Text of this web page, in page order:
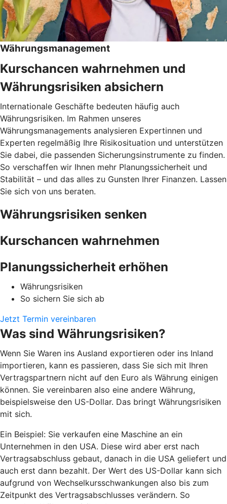
Währungsmanagement
Kurschancen wahrnehmen und
Währungsrisiken absichern
Internationale Geschäfte bedeuten häufig auch
Währungsrisiken. Im Rahmen unseres
Währungsmanagements analysieren Expertinnen und
Experten regelmäßig Ihre Risikosituation und unterstützen
Sie dabei, die passenden Sicherungsinstrumente zu finden.
So verschaffen wir Ihnen mehr Planungssicherheit und
Stabilität – und das alles zu Gunsten Ihrer Finanzen. Lassen
Sie sich von uns beraten.
Währungsrisiken senken
Kurschancen wahrnehmen
Planungssicherheit erhöhen
Währungsrisiken
So sichern Sie sich ab
Jetzt Termin vereinbaren
Was sind Währungsrisiken?
Wenn Sie Waren ins Ausland exportieren oder ins Inland
importieren, kann es passieren, dass Sie sich mit Ihren
Vertragspartnern nicht auf den Euro als Währung einigen
können. Sie vereinbaren also eine andere Währung,
beispielsweise den US-Dollar. Das bringt Währungsrisiken
mit sich.
Ein Beispiel: Sie verkaufen eine Maschine an ein
Unternehmen in den USA. Diese wird aber erst nach
Vertragsabschluss gebaut, danach in die USA geliefert und
auch erst dann bezahlt. Der Wert des US-Dollar kann sich
aufgrund von Wechselkursschwankungen also bis zum
Zeitpunkt des Vertragsabschlusses verändern. So